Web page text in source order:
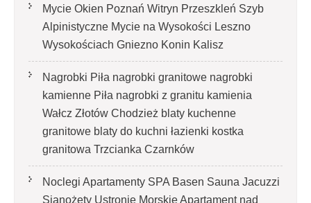
Mycie Okien Poznań Witryn Przeszkleń Szyb
Alpinistyczne Mycie na Wysokości Leszno
Wysokościach Gniezno Konin Kalisz
Nagrobki Piła nagrobki granitowe nagrobki
kamienne Piła nagrobki z granitu kamienia
Wałcz Złotów Chodzież blaty kuchenne
granitowe blaty do kuchni łazienki kostka
granitowa Trzcianka Czarnków
Noclegi Apartamenty SPA Basen Sauna Jacuzzi
Sianożęty Ustronie Morskie Apartament nad